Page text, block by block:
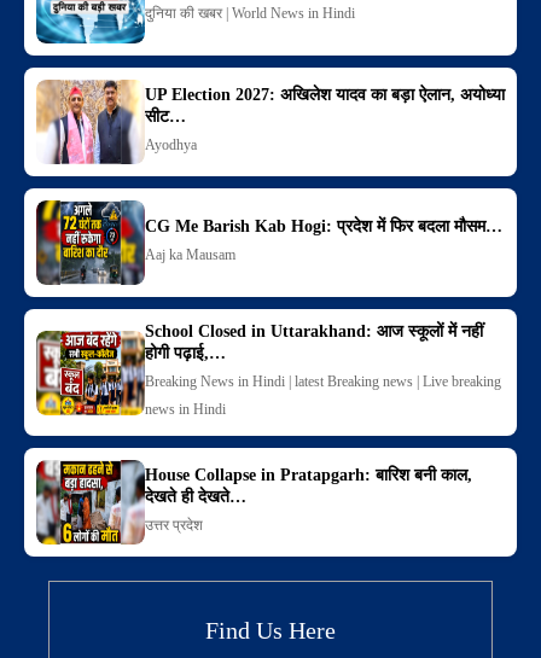
दुनिया की खबर | World News in Hindi
UP Election 2027: अखिलेश यादव का बड़ा ऐलान, अयोध्या
सीट…
Ayodhya
CG Me Barish Kab Hogi: प्रदेश में फिर बदला मौसम…
Aaj ka Mausam
School Closed in Uttarakhand: आज स्कूलों में नहीं
होगी पढ़ाई,…
Breaking News in Hindi | latest Breaking news | Live breaking
news in Hindi
House Collapse in Pratapgarh: बारिश बनी काल,
देखते ही देखते…
उत्तर प्रदेश
Find Us Here